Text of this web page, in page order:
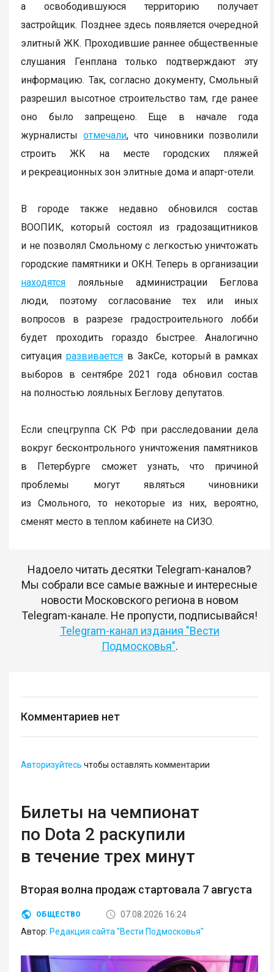
а освободившуюся территорию получает
застройщик. Позднее здесь появляется очередной
элитный ЖК. Проходившие раннее общественные
слушания Генплана только подтверждают эту
информацию. Так, согласно документу, Смольный
разрешил высотное строительство там, где ранее
оно было запрещено. Еще в начале года
журналистыотмечали, что чиновники позволили
строить ЖК на месте городских пляжей
и рекреационных зон элитные дома и апарт-отели.
В городе также недавно обновился состав
ВООПИК, который состоял из градозащитников
и не позволял Смольному с легкостью уничтожать
городские памятники и ОКН. Теперь в организации
находятся лояльные администрации Беглова
люди, поэтому согласование тех или иных
вопросов в разрезе градостроительного лобби
будет проходить гораздо быстрее. Аналогично
ситуацияразвивается в ЗакСе, который в рамках
выборов в сентябре 2021 года обновил состав
на полностью лояльных Беглову депутатов.
Если спецгруппа СК РФ при расследовании дела
вокруг бесконтрольного уничтожения памятников
в Петербурге сможет узнать, что причиной
проблемы могут являться чиновники
изСмольного, то некоторые из них, вероятно,
сменят место в теплом кабинете на СИЗО.
Надоело читать десятки Telegram-каналов?
Мы собрали все самые важные и интересные
новости Московского региона в новом
Telegram-канале. Не пропусти, подписывайся!
Telegram-канал издания "Вести
Подмосковья".
Комментариев нет
Авторизуйтесь чтобы оставлять комментарии
Билеты на чемпионат
по Dota 2 раскупили
в течение трех минут
Вторая волна продаж стартовала 7 августа
ОБЩЕСТВО
07.08.2026 16:24
Автор: Редакция сайта "Вести Подмосковья"